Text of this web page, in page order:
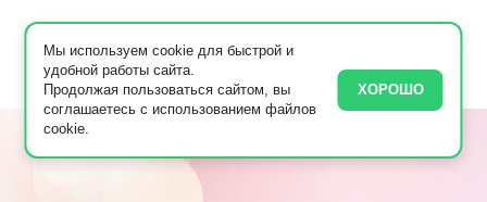
Мы используем cookie для быстрой и
удобной работы сайта.
Продолжая пользоваться сайтом, вы
соглашаетесь с использованием файлов
cookie.
ХОРОШО